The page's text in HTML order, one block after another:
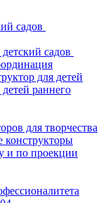
садов
садов
для детей
раннего
для творчества
и по проекции